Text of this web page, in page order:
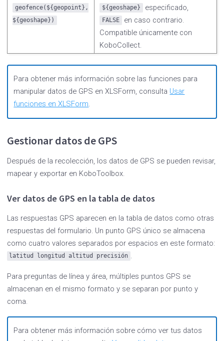
geofence(${geopoint},
${geoshape})
${geoshape} especificado,
FALSE
en caso contrario.
Compatible únicamente con
KoboCollect.
Para obtener más información sobre las funciones para
manipular datos de GPS en XLSForm, consulta Usar
funciones en XLSForm.
Gestionar datos de GPS
Después de la recolección, los datos de GPS se pueden revisar,
mapear y exportar en KoboToolbox.
Ver datos de GPS en la tabla de datos
Las respuestas GPS aparecen en la tabla de datos como otras
respuestas del formulario. Un punto GPS único se almacena
como cuatro valores separados por espacios en este formato:
latitud longitud altitud precisión .
Para preguntas de línea y área, múltiples puntos GPS se
almacenan en el mismo formato y se separan por punto y
coma.
Para obtener más información sobre cómo ver tus datos